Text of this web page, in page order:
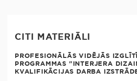
CITI MATERIĀLI
PROFESIONĀLĀS VIDĒJĀS
PROGRAMMAS "INTERJERA
KVALIFIKĀCIJAS DARBA